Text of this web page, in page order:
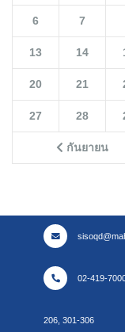
กันยายน
6 7
13 14
20 21
27 28
02-419-
206, 301-306